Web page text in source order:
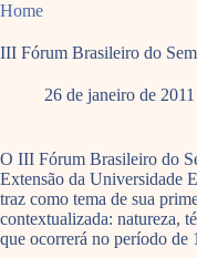
Home
III Fórum Brasileiro do
26 de janeiro de 2011
O III Fórum Brasileiro do
Extensão da Universidade
traz como tema de sua
contextualizada: natureza,
que ocorrerá no período de